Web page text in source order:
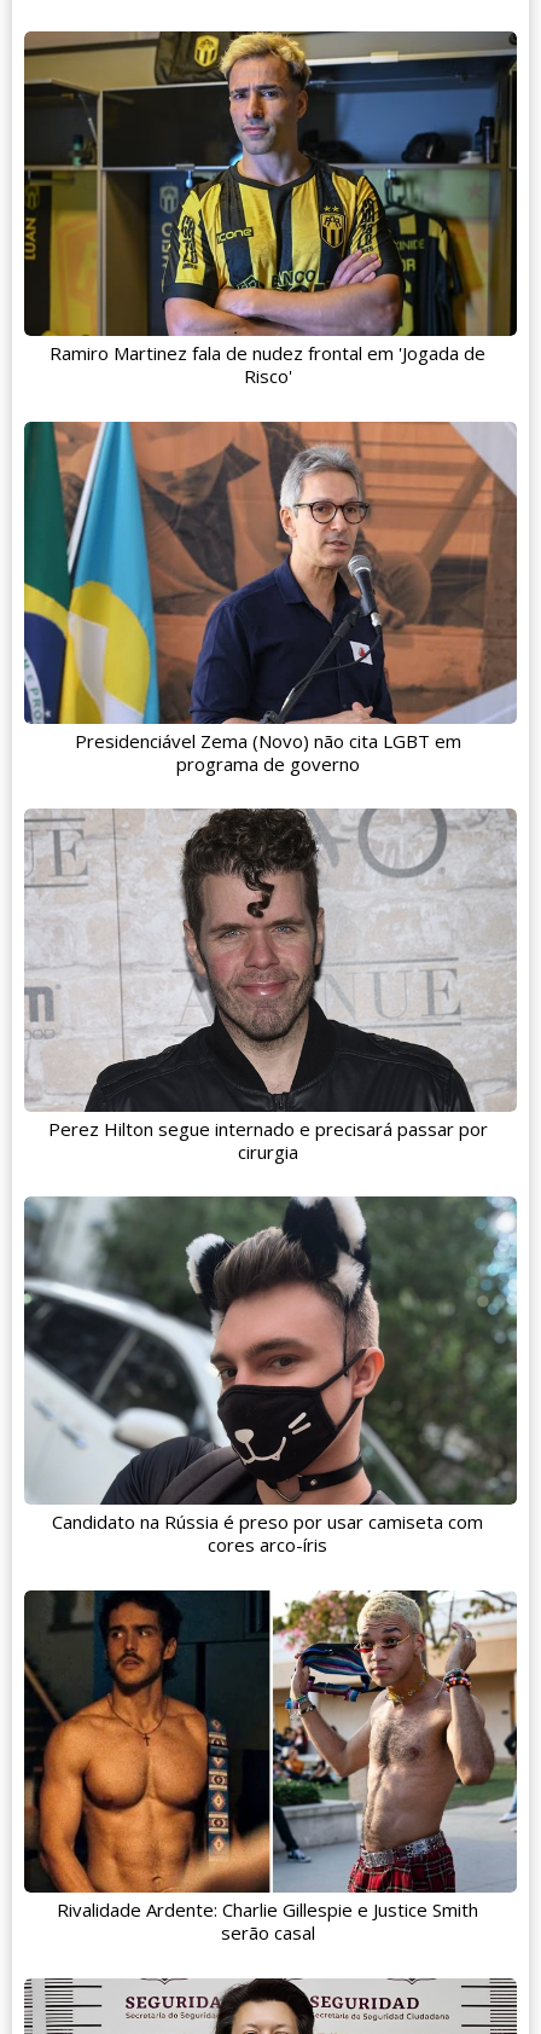
Ramiro Martinez fala de nudez frontal em 'Jogada de
Risco'
Presidenciável Zema (Novo) não cita LGBT em
programa de governo
Perez Hilton segue internado e precisará passar por
cirurgia
Candidato na Rússia é preso por usar camiseta com
cores arco-íris
Rivalidade Ardente: Charlie Gillespie e Justice Smith
serão casal